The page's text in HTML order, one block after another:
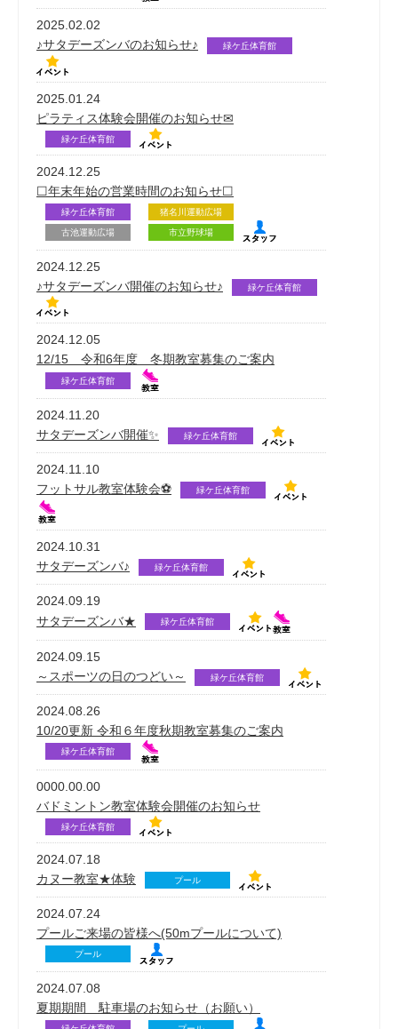
2025.02.02
♪サタデーズンバのお知らせ♪
緑ケ丘体育館
2025.01.24
ピラティス体験会開催のお知らせ✉
緑ケ丘体育館
2024.12.25
☐年末年始の営業時間のお知らせ☐
緑ケ丘体育館 猪名川運動広場
古池運動広場 市立野球場
2024.12.25
♪サタデーズンバ開催のお知らせ♪
緑ケ丘体育館
2024.12.05
12/15 令和6年度 冬期教室募集のご案内
緑ケ丘体育館
2024.11.20
サタデーズンバ開催✨
緑ケ丘体育館
2024.11.10
フットサル教室体験会⚽
緑ケ丘体育館
2024.10.31
サタデーズンバ♪
緑ケ丘体育館
2024.09.19
サタデーズンバ★
緑ケ丘体育館
2024.09.15
～スポーツの日のつどい～
緑ケ丘体育館
2024.08.26
10/20更新 令和６年度秋期教室募集のご案内
緑ケ丘体育館
0000.00.00
バドミントン教室体験会開催のお知らせ
緑ケ丘体育館
2024.07.18
カヌー教室★体験
プール
2024.07.24
プールご来場の皆様へ(50mプールについて)
プール
2024.07.08
夏期期間 駐車場のお知らせ（お願い）